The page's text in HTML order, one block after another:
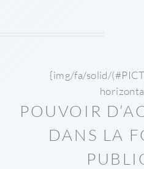
{img/fa/solid/
POUVOIR
DANS LA